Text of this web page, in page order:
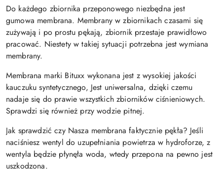
Do każdego zbiornika przeponowego niezbędna jest
gumowa membrana. Membrany w zbiornikach czasami się
zużywają i po prostu pękają, zbiornik przestaje prawidłowo
pracować. Niestety w takiej sytuacji potrzebna jest wymiana
membrany.
Membrana marki Bituxx wykonana jest z wysokiej jakości
kauczuku syntetycznego, Jest uniwersalna, dzięki czemu
nadaje się do prawie wszystkich zbiorników ciśnieniowych.
Sprawdzi się również przy wodzie pitnej.
Jak sprawdzić czy Nasza membrana faktycznie pękła? Jeśli
naciśniesz wentyl do uzupełniania powietrza w hydroforze, z
wentyla będzie płynęła woda, wtedy przepona na pewno jest
uszkodzona.